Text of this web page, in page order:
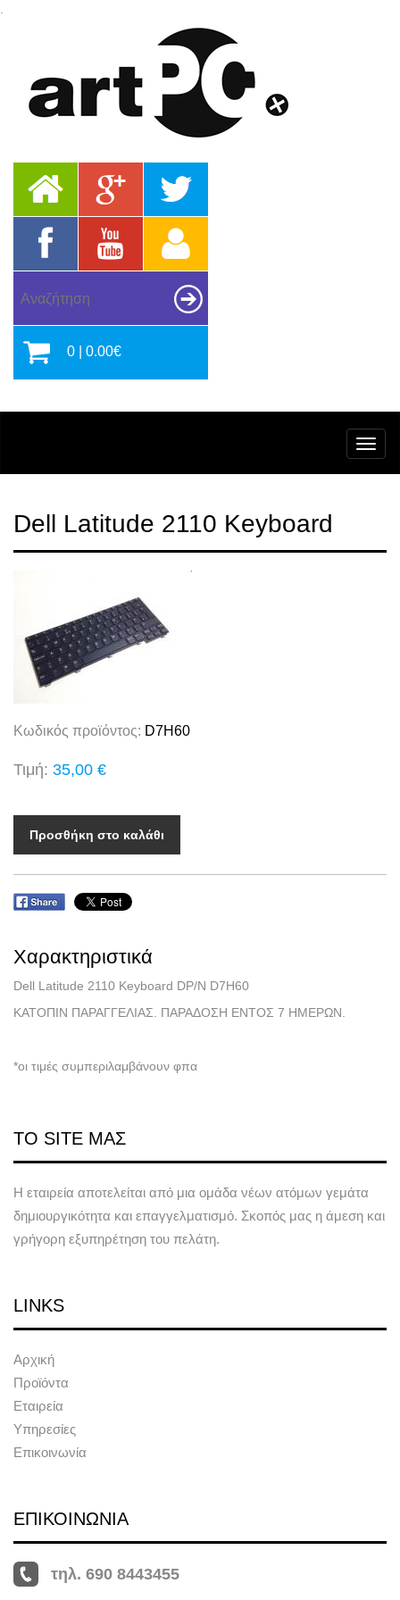
0 | 0.00€
Dell Latitude 2110 Keyboard
Κωδικός προϊόντος: D7H60
Τιμή: 35,00 €
Προσθήκη στο καλάθι
Χαρακτηριστικά
Dell Latitude 2110 Keyboard DP/N D7H60
ΚΑΤΟΠΙΝ ΠΑΡΑΓΓΕΛΙΑΣ. ΠΑΡΑΔΟΣΗ ΕΝΤΟΣ 7 ΗΜΕΡΩΝ.
*οι τιμές συμπεριλαμβάνουν φπα
ΤΟ SITE ΜΑΣ
Η εταιρεία αποτελείται από μια ομάδα νέων ατόμων γεμάτα
δημιουργικότητα και επαγγελματισμό. Σκοπός μας η άμεση και
γρήγορη εξυπηρέτηση του πελάτη.
LINKS
Αρχική
Προϊόντα
Εταιρεία
Υπηρεσίες
Επικοινωνία
ΕΠΙΚΟΙΝΩΝΙΑ
τηλ. 690 8443455